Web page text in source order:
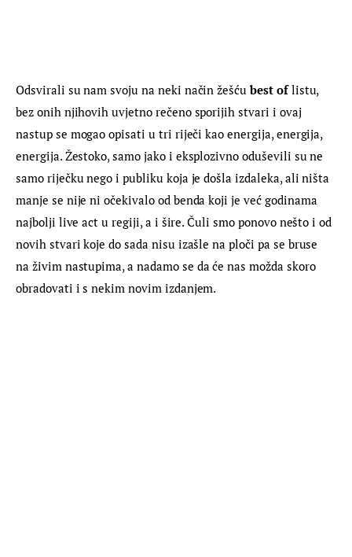
Odsvirali su nam svoju na neki način žešću best of listu,
bez onih njihovih uvjetno rečeno sporijih stvari i ovaj
nastup se mogao opisati u tri riječi kao energija, energija,
energija. Žestoko, samo jako i eksplozivno oduševili su ne
samo riječku nego i publiku koja je došla izdaleka, ali ništa
manje se nije ni očekivalo od benda koji je već godinama
najbolji live act u regiji, a i šire. Čuli smo ponovo nešto i od
novih stvari koje do sada nisu izašle na ploči pa se bruse
na živim nastupima, a nadamo se da će nas možda skoro
obradovati i s nekim novim izdanjem.